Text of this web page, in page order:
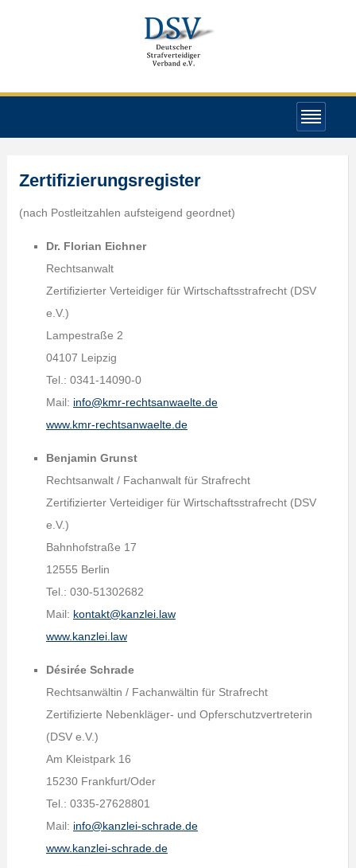
Zertifizierungsregister
(nach Postleitzahlen aufsteigend geordnet)
Dr. Florian Eichner
Rechtsanwalt
Zertifizierter Verteidiger für Wirtschaftsstrafrecht (DSV
e.V.)
Lampestraße 2
04107 Leipzig
Tel.: 0341-14090-0
Mail: info@kmr-rechtsanwaelte.de
www.kmr-rechtsanwaelte.de
Benjamin Grunst
Rechtsanwalt / Fachanwalt für Strafrecht
Zertifizierter Verteidiger für Wirtschaftsstrafrecht (DSV
e.V.)
Bahnhofstraße 17
12555 Berlin
Tel.: 030-51302682
Mail: kontakt@kanzlei.law
www.kanzlei.law
Désirée Schrade
Rechtsanwältin / Fachanwältin für Strafrecht
Zertifizierte Nebenkläger- und Opferschutzvertreterin
(DSV e.V.)
Am Kleistpark 16
15230 Frankfurt/Oder
Tel.: 0335-27628801
Mail: info@kanzlei-schrade.de
www.kanzlei-schrade.de